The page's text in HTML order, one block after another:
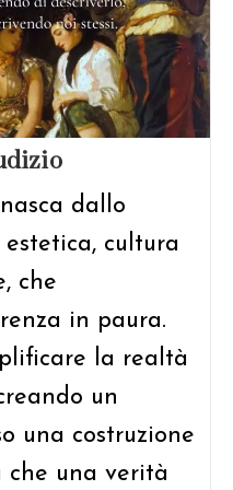
dallo
cultura
che
in paura.
la realtà
un
una costruzione
che una verità